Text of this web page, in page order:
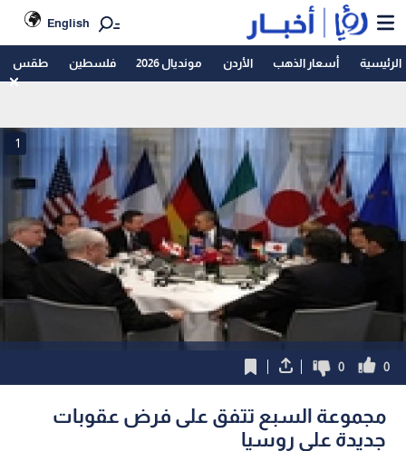
English
الرئيسية أسعار الذهب الأردن مونديال 2026 فلسطين طقس
1
0
0
مجموعة السبع تتفق على فرض عقوبات
جديدة على روسيا